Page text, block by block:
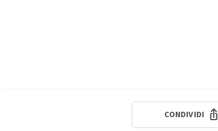
CONDIVIDI